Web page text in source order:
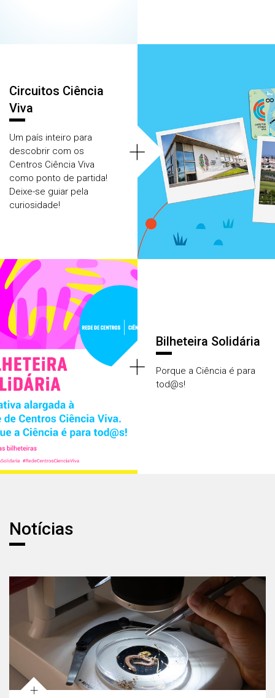
Circuitos Ciência
Viva
Um país inteiro para
descobrir com os
Centros Ciência Viva
como ponto de partida!
Deixe-se guiar pela
curiosidade!
+
Bilheteira Solidária
Porque a Ciência é para
tod@s!
+
Notícias
Notícias
+